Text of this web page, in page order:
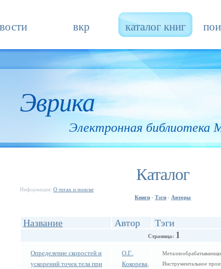
вкр каталог книг
Эврика
Электронная
Каталог
Информация: О тегах и поиске
Книги - Тэги - Авторы
Название Автор Тэги
Страница: 1
Определение скоростей и
ускорений точек тела при
О.Г.
Кокорева,
Инструментальное